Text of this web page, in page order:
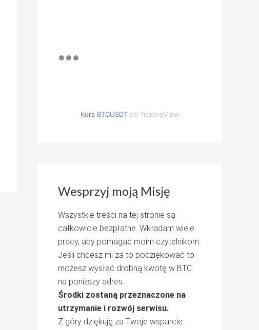
Kurs BTCUSDT od TradingView
Wesprzyj moją Misję
Wszystkie treści na tej stronie są
całkowicie bezpłatne. Wkładam wiele
pracy, aby pomagać moim czytelnikom.
Jeśli chcesz mi za to podziękować to
możesz wysłać drobną kwotę w BTC
na poniższy adres.
Środki zostaną przeznaczone na
utrzymanie i rozwój serwisu.
Z góry dziękuję za Twoje wsparcie.